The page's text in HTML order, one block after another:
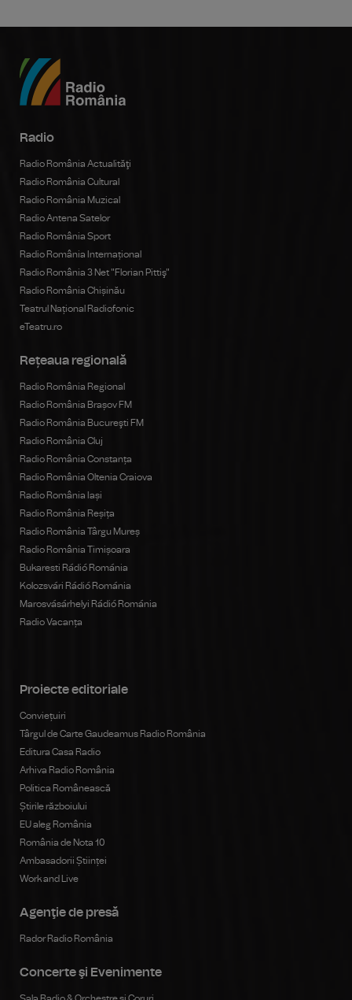
Radio
Radio România Actualităţi
Radio România Cultural
Radio România Muzical
Radio Antena Satelor
Radio România Sport
Radio România Internațional
Radio România 3 Net "Florian Pittiş"
Radio România Chișinău
Teatrul Național Radiofonic
eTeatru.ro
Rețeaua regională
Radio România Regional
Radio România Brașov FM
Radio România Bucureşti FM
Radio România Cluj
Radio România Constanța
Radio România Oltenia Craiova
Radio România Iași
Radio România Reșița
Radio România Târgu Mureș
Radio România Timișoara
Bukaresti Rádió Románia
Kolozsvári Rádió Románia
Marosvásárhelyi Rádió Románia
Radio Vacanța
Proiecte editoriale
Conviețuiri
Târgul de Carte Gaudeamus Radio România
Editura Casa Radio
Arhiva Radio România
Politica Românească
Știrile războiului
EU aleg România
România de Nota 10
Ambasadorii Științei
Work and Live
Agenţie de presă
Rador Radio România
Concerte şi Evenimente